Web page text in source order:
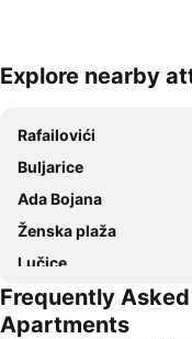
Explore nearby
Rafailovići
Buljarice
Ada Bojana
Ženska plaža
Lučice
Stari grad Budva
Utjeha
Frequently
Apartments